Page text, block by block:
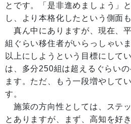
とです。「是非進めましょう」
し、より本格化したという側面
真ん中にありますが、現在、
組ぐらい移住者がいらっしゃい
以上にしようという目標にして
は、多分250組は超えるぐらい
ます。ただ、もう一段増やして
す。
施策の方向性としては、ステ
とありますが、まず、高知を好